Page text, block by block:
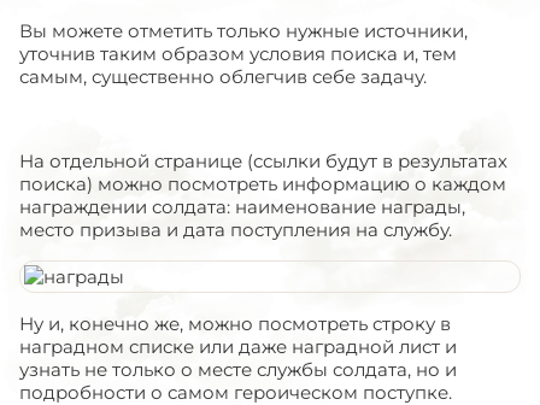
Вы можете отметить только нужные источники,
уточнив таким образом условия поиска и, тем
самым, существенно облегчив себе задачу.
На отдельной странице (ссылки будут в результатах
поиска) можно посмотреть информацию о каждом
награждении солдата: наименование награды,
место призыва и дата поступления на службу.
Ну и, конечно же, можно посмотреть строку в
наградном списке или даже наградной лист и
узнать не только о месте службы солдата, но и
подробности о самом героическом поступке.